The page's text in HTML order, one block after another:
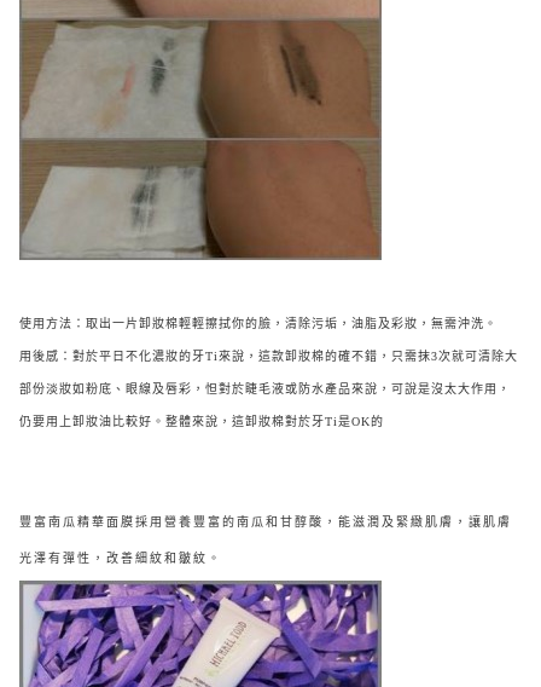
使用方法：取出一片卸妝棉輕輕擦拭你的臉，清除污垢，油脂及彩妝，無需沖洗。
用後感：對於平日不化濃妝的牙Ti來說，這款卸妝棉的確不錯，只需抹3次就可清除大
部份淡妝如粉底、眼線及唇彩，怛對於睫毛液或防水產品來說，可說是沒太大作用，
仍要用上卸妝油比較好。整體來說，這卸妝棉對於牙Ti是OK的
豐富南瓜精華面膜採用營養豐富的南瓜和甘醇酸，能滋潤及緊緻肌膚，讓肌膚
光澤有彈性，改善細紋和皺紋。